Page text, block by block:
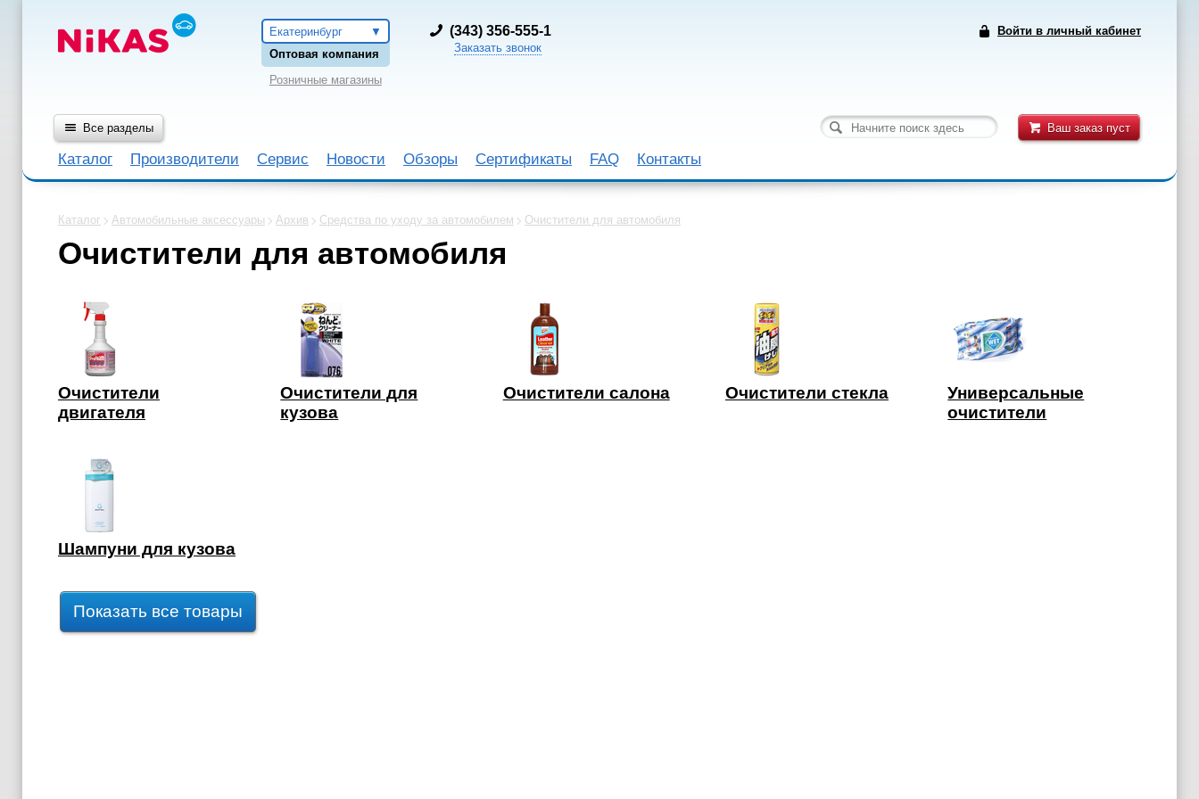
Войти в личный кабинет
Екатеринбург
Оптовая компания
Розничные магазины
(343) 356-555-1
Заказать звонок
Ваш заказ пуст
Все разделы
Каталог Производители Сервис Новости Обзоры Сертификаты FAQ Контакты
Каталог Автомобильные аксессуары Архив Средства по уходу за автомобилем Очистители для автомобиля
Очистители для автомобиля
Очистители
двигателя
Очистители для
кузова
Очистители салона Очистители стекла
Универсальные
очистители
Шампуни для кузова
Показать все товары